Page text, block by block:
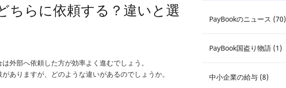
ちらに依頼する？違いと選
外部へ依頼した方が効率よく進むでしょう。
ありますが、どのような違いがあるのでしょうか。
PayBookのニュース (70)
PayBook国盗り物語 (1)
中小企業の給与 (8)